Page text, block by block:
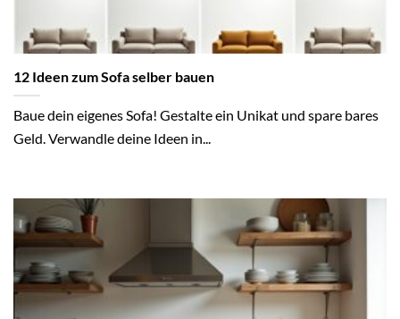
12 Ideen zum Sofa selber bauen
Baue dein eigenes Sofa! Gestalte ein Unikat und spare bares
Geld. Verwandle deine Ideen in...